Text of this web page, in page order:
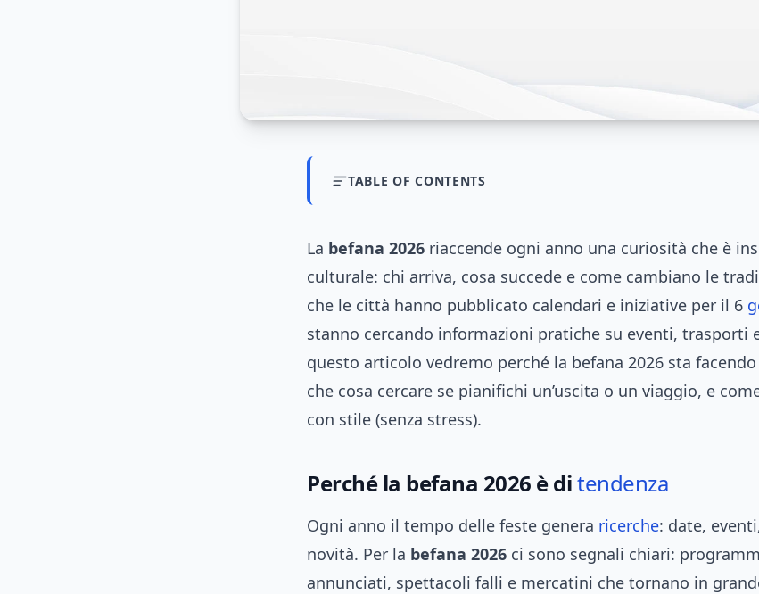
TABLE OF CONTENTS
La befana 2026 riaccende ogni anno una curiosità che è
culturale: chi arriva, cosa succede e come cambiano le
che le città hanno pubblicato calendari e iniziative per il 6
stanno cercando informazioni pratiche su eventi, trasporti
questo articolo vedremo perché la befana 2026 sta
che cosa cercare se pianifichi un’uscita o un viaggio, e
con stile (senza stress).
Perché la befana 2026 è ditendenza
Ogni anno il tempo delle feste genera ricerche: date,
novità. Per la befana 2026 ci sono segnali chiari:
annunciati, spettacoli falli e mercatini che tornano in